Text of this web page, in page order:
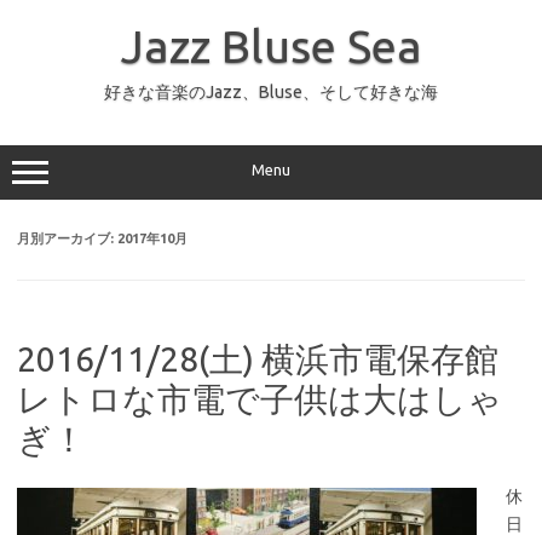
ッ
プ
Jazz Bluse Sea
好きな音楽のJazz、Bluse、そして好きな海
Menu
月別アーカイブ: 2017年10月
2016/11/28(土) 横浜市電保存館
レトロな市電で子供は大はしゃ
ぎ！
休
日